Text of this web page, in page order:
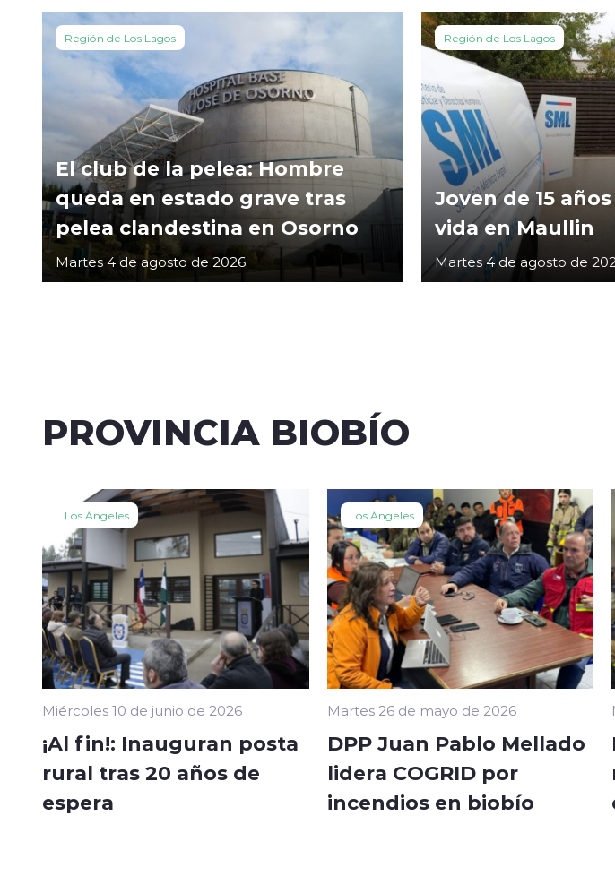
Región de Los Lagos
El club de la pelea: Hombre
queda en estado grave tras
pelea clandestina en Osorno
Martes 4 de agosto de 2026
Región de Los Lagos
Joven de 15
vida en Maullin
Martes 4 de agosto de
PROVINCIA BIOBÍO
Los Ángeles
Miércoles 10 de junio de 2026
¡Al fin!: Inauguran posta
rural tras 20 años de
espera
Los Ángeles
Martes 26 de mayo de 2026
DPP Juan Pablo Mellado
lidera COGRID por
incendios en biobío